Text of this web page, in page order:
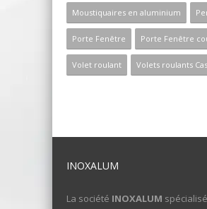
Moustiquaires en aluminium
Porte Fenêtre Porte Fenêtre
Volet roulant Volets roulants
INOXALUM
La société INOXALUM